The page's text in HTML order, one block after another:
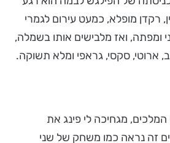
רקדן מופלא, כמעט עירום לגמרי
ומפתה, ואז מלבישים אותו בשמלה,
ארוטי, סקסי, גראפי ומלא תשוקה.
מגחיכה לי פינג את
זה נראה כמו משחק של שני